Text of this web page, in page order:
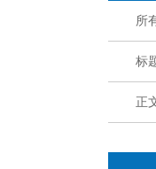
所
标
正